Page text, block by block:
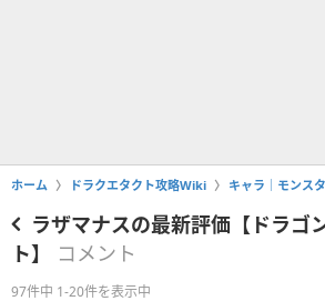
ホーム ドラクエタクト攻略Wiki キャラ｜モンス
ラザマナスの最新評価【ドラゴ
ト】
コメント
97件中 1-20件を表示中